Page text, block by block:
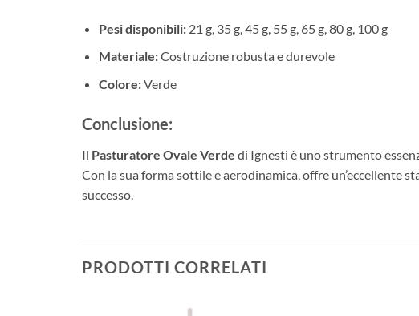
Pesi disponibili:21 g, 35 g, 45 g, 55 g, 65 g, 80 g, 100 g
Materiale:Costruzione robusta e durevole
Colore:Verde
Conclusione:
Il Pasturatore Ovale Verde di Ignesti è uno strumento
Con la sua forma sottile e aerodinamica, offre un’eccellente
successo.
PRODOTTI CORRELATI